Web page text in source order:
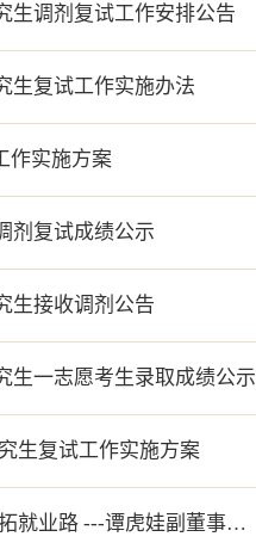
生调剂复试工作安排公告
生复试工作实施办法
作实施方案
剂复试成绩公示
生接收调剂公告
生一志愿考生录取成绩公示
生复试工作实施方案
---谭虎娃副董事长一行赴深圳调研